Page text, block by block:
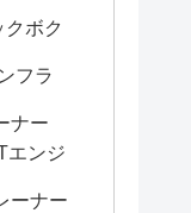
ボク
フラ
ナー
エンジ
ーナー